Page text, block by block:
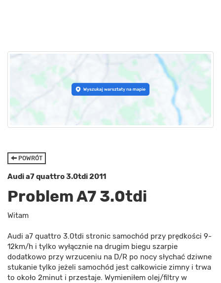
POWRÓT
Audi a7 quattro 3.0tdi 2011
Problem A7 3.0tdi
Witam
Audi a7 quattro 3.0tdi stronic samochód przy prędkości 9-
12km/h i tylko wyłącznie na drugim biegu szarpie
dodatkowo przy wrzuceniu na D/R po nocy słychać dziwne
stukanie tylko jeżeli samochód jest całkowicie zimny i trwa
to około 2minut i przestaje. Wymieniłem olej/filtry w